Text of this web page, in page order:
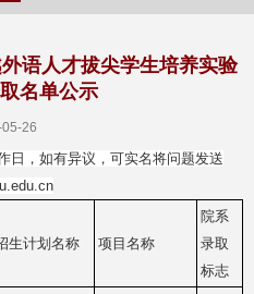
语人才拔尖学生培养实验
名单公示
26
日，如有异议，可实名将问题发送
生计划名称 项目名称
院系
录取
标志